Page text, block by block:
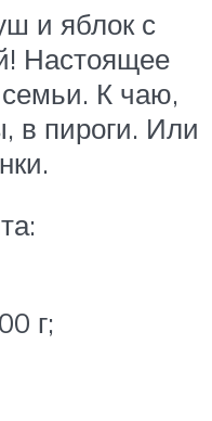
и яблок с
Настоящее
К чаю,
в пироги. Или
г;